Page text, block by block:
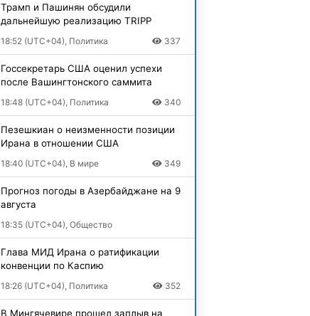
Трамп и Пашинян обсудили
дальнейшую реализацию TRIPP
18:52 (UTC+04), Политика 337
Госсекретарь США оценил успехи
после Вашингтонского саммита
18:48 (UTC+04), Политика 340
Пезешкиан о неизменности позиции
Ирана в отношении США
18:40 (UTC+04), В мире 349
Прогноз погоды в Азербайджане на 9
августа
18:35 (UTC+04), Общество
Глава МИД Ирана о ратификации
конвенции по Каспию
18:26 (UTC+04), Политика 352
В Мингячевире прошел заплыв на